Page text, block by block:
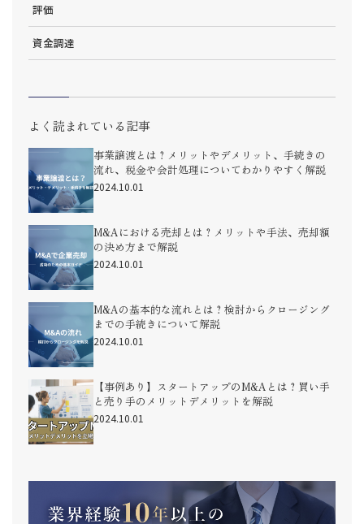
評価
資金調達
よく読まれている記事
事業譲渡とは？メリットやデメリット、手続きの
流れ、税金や会計処理についてわかりやすく解説
2024.10.01
M&Aにおける売却とは？メリットや手法、売却額
の決め方まで解説
2024.10.01
M&Aの基本的な流れとは？検討からクロージング
までの手続きについて解説
2024.10.01
【事例あり】スタートアップのM&Aとは？買い手
と売り手のメリットデメリットを解説
2024.10.01